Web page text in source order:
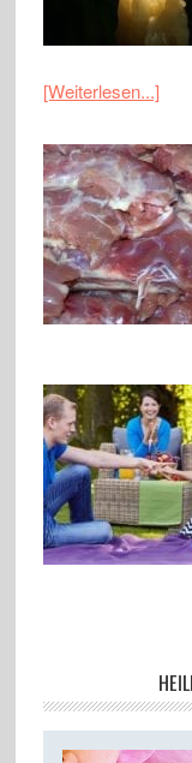
[Weiterlesen...]